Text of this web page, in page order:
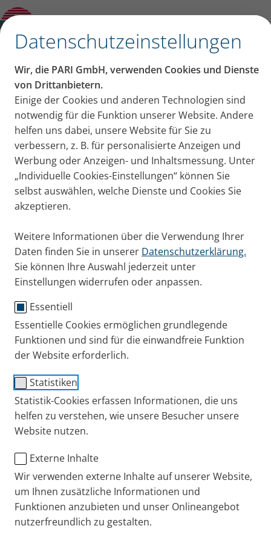
Datenschutzeinstellungen
Wir, die PARI GmbH, verwenden Cookies und Dienste
von Drittanbietern.
Einige der Cookies und anderen Technologien sind
notwendig für die Funktion unserer Website. Andere
helfen uns dabei, unsere Website für Sie zu
verbessern, z. B. für personalisierte Anzeigen und
Werbung oder Anzeigen- und Inhaltsmessung. Unter
„Individuelle Cookies-Einstellungen“ können Sie
selbst auswählen, welche Dienste und Cookies Sie
akzeptieren.
Weitere Informationen über die Verwendung Ihrer
Daten finden Sie in unserer Datenschutzerklärung.
Sie können Ihre Auswahl jederzeit unter
Einstellungen widerrufen oder anpassen.
Essentiell
Essentielle Cookies ermöglichen grundlegende
Funktionen und sind für die einwandfreie Funktion
der Website erforderlich.
Statistiken
Statistik-Cookies erfassen Informationen, die uns
helfen zu verstehen, wie unsere Besucher unsere
Website nutzen.
Externe Inhalte
Wir verwenden externe Inhalte auf unserer Website,
um Ihnen zusätzliche Informationen und
Funktionen anzubieten und unser Onlineangebot
nutzerfreundlich zu gestalten.
Warum Asthmasymptome am Abend
zunehmen
Husten abends und im
Bett schlimmer: Warum
Asthmasymptome am
Abend zunehmen
Warum werden Husten und Asthma abends und
nachts schlimmer? Lungenfacharzt Prof. Dr. Rainald
Publiziert
Do. 05. Oktober 2023
Asthma Experten-Interviews
Inhalt auf dieser Seite
Warum sind Husten und Atemnot nachts
schlimmer?
Weitere Ursachen neben Tag-Nacht-
Rhythmus?
Was tun gegen nächtlichen Husten?
Husten, Atemnot, Brustenge, Giemen und andere
nachts häufiger als tagsüber. Dies kann zu
Schlafstörungen führen und für Betroffene sehr
belastbar sein. Im Interview erklärt Lungenfacharzt
Prof. Dr. Rainald Fischer das Phänomen und zeigt,
was Menschen mitAsthmagegen Husten und